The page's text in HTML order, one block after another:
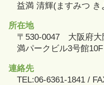
益満 清輝(ますみつ き
所在地
〒530-0047 大阪府大
満パークビル3号館10F
連絡先
TEL:06-6361-1841 /